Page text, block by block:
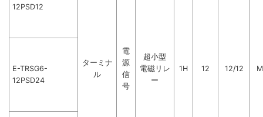
12PSD12
ターミナ
ル
電
源
信
号
超小型
電磁リレ
ー
1H 12 12/12
E-TRSG6-
12PSD24